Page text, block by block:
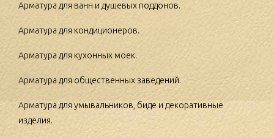
Арматура для ванн и душевых поддонов.
Арматура для кондиционеров.
Арматура для кухонных моек.
Арматура для общественных заведений.
Арматура для умывальников, биде и декоративные
изделия.